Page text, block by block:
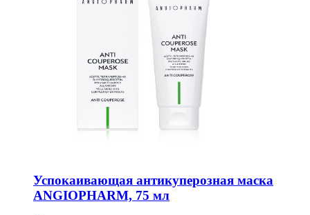
Успокаивающая антикуперозная маска
ANGIOPHARM, 75 мл